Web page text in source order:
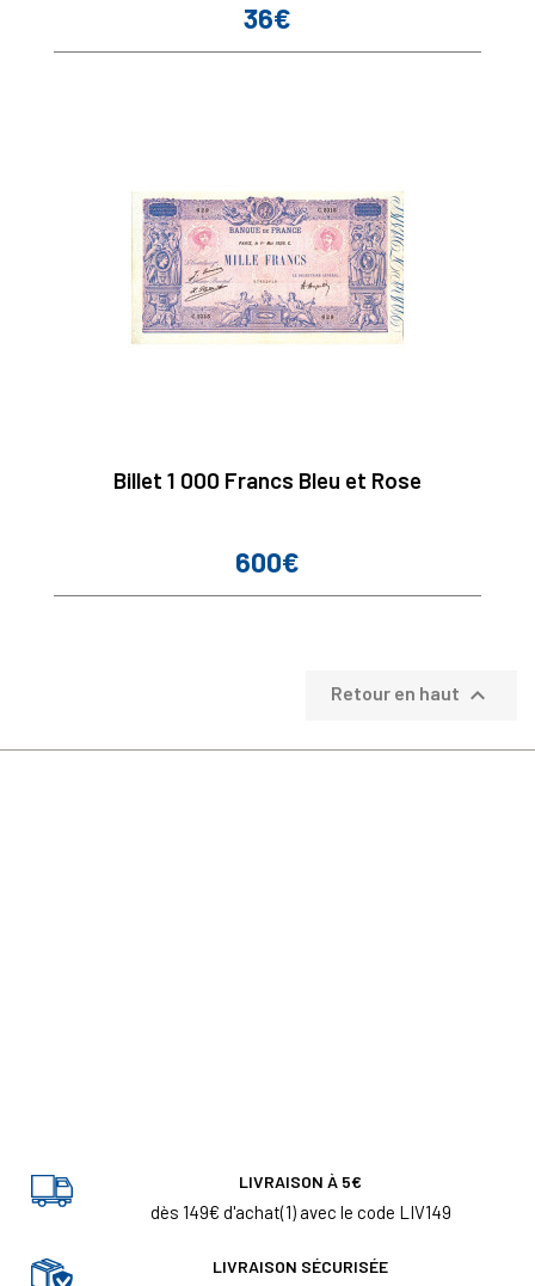
Prix
36€
Billet 1 000 Francs Bleu et Rose
Prix
600€
Retour en haut 
LIVRAISON À 5€
dès 149€ d'achat(1) avec le code LIV149
LIVRAISON SÉCURISÉE